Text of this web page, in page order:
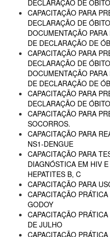
DECLARAÇÃO DE
CAPACITAÇÃO PARA
DECLARAÇÃO DE
DOCUMENTAÇÃO
DE DECLARAÇÃO DE
CAPACITAÇÃO PARA
DECLARAÇÃO DE
DOCUMENTAÇÃO
DE DECLARAÇÃO DE
CAPACITAÇÃO PARA
DECLARAÇÃO DE
CAPACITAÇÃO PARA
SOCORROS.
CAPACITAÇÃO PARA
NS1-DENGUE
CAPACITAÇÃO PARA
DIAGNÓSTICA EM HIV
HEPATITES B, C
CAPACITAÇÃO PARA
CAPACITAÇÃO
GODOY
CAPACITAÇÃO
DE JULHO
CAPACITAÇÃO